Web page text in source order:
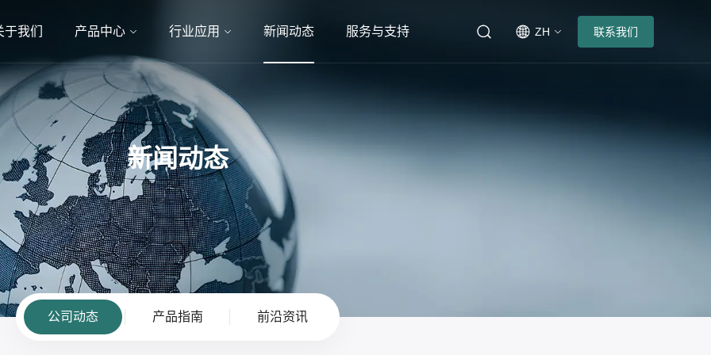
于我们 产品中心 行业应用 新闻动态 服务与支持 ZH 联系我们
新闻动态
公司动态 产品指南 前沿资讯